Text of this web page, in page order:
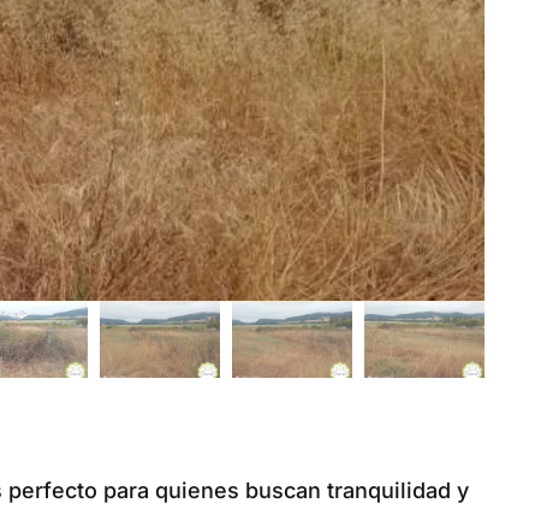
para quienes buscan tranquilidad y